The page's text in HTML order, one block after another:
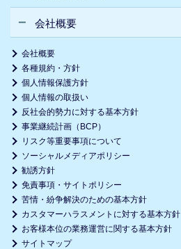
会社概要
会社概要
各種規約・方針
個人情報保護方針
個人情報の取扱い
反社会的勢力に対する基本方針
事業継続計画（BCP）
リスク等重要事項について
ソーシャルメディアポリシー
勧誘方針
免責事項・サイトポリシー
苦情・紛争解決のための基本方針
カスタマーハラスメントに対する基本方針
お客様本位の業務運営に関する基本方針
サイトマップ